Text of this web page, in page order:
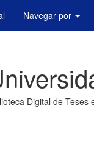
Navegar por
Digital de Teses